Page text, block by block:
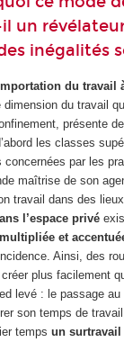
un
inégalités
du travail
dimension du travail
présente
les classes
par les
maîtrise de son
travail dans des
l’espace privé
et
Ainsi, des
plus facilement
levé : le passage
son temps de
temps un surtravail